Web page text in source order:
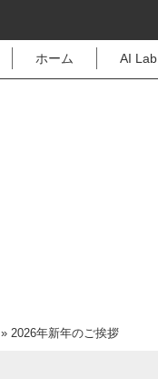
ホーム AI Lab.
» 2026年新年のご挨拶